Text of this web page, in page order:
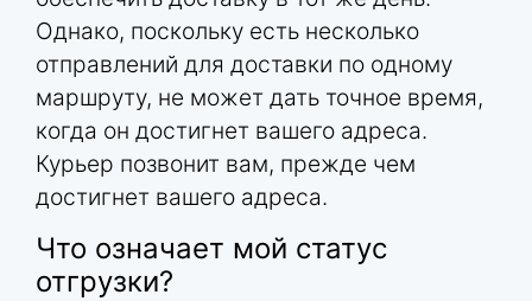
Однако, поскольку есть несколько
отправлений для доставки по одному
маршруту, не может дать точное время,
когда он достигнет вашего адреса.
Курьер позвонит вам, прежде чем
достигнет вашего адреса.
Что означает мой статус
отгрузки?